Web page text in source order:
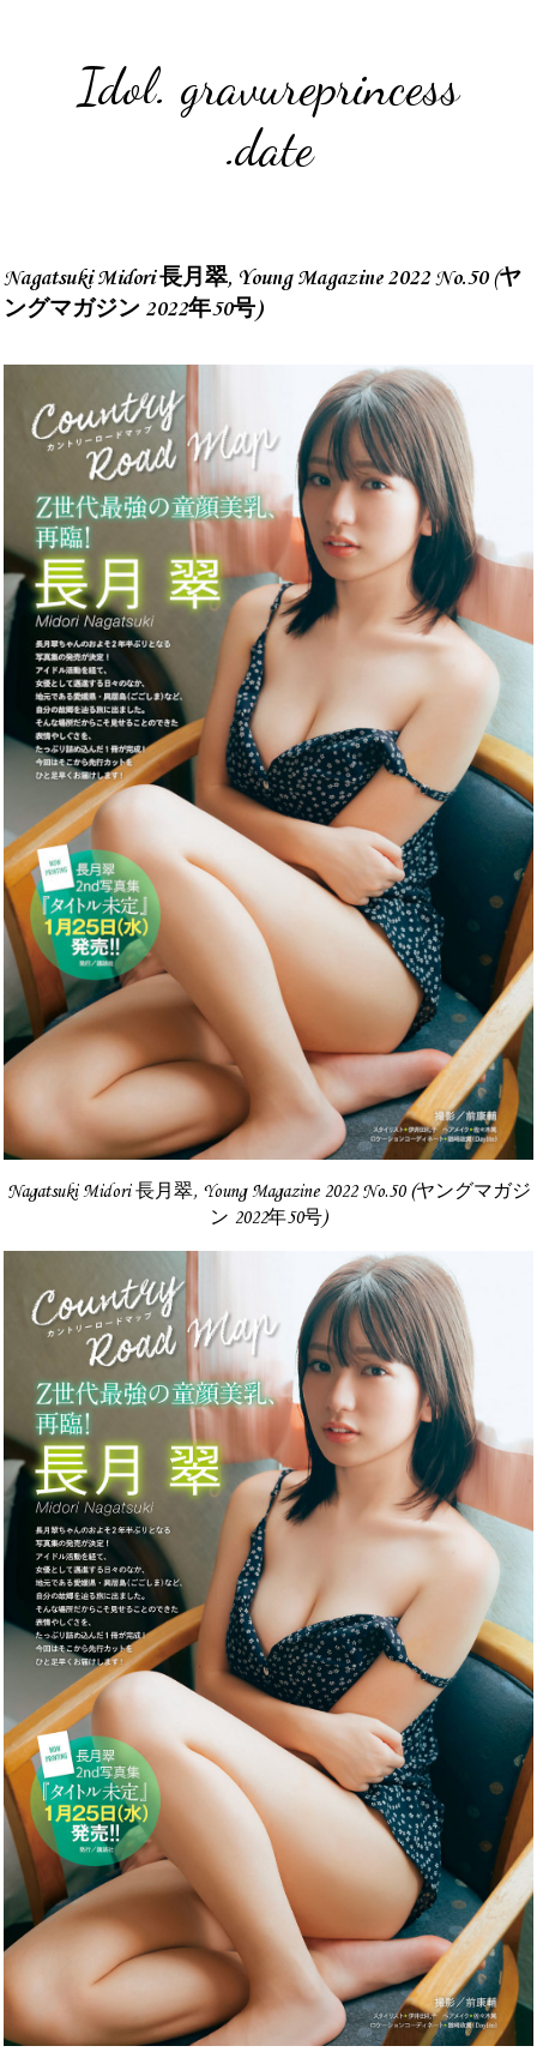
Idol. gravureprincess
.date
Nagatsuki Midori 長月翠, Young Magazine 2022 No.50 (ヤ
ングマガジン 2022年50号)
Nagatsuki Midori 長月翠, Young Magazine 2022 No.50 (ヤングマガジ
ン 2022年50号)